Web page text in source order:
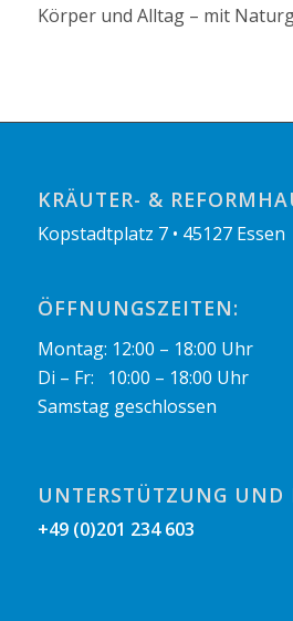
Körper und Alltag – mit
KRÄUTER- &
Kopstadtplatz 7 • 45127 Essen
ÖFFNUNGSZEITEN:
Montag: 12:00 – 18:00 Uhr
Di – Fr: 10:00 – 18:00 Uhr
Samstag geschlossen
UNTERSTÜTZUNG UND
+49 (0)201 234 603